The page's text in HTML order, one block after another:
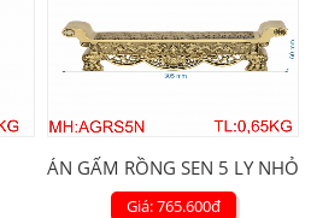
ÁN GẤM RỒNG SEN 5 LY NHỎ
Giá: 765.600đ